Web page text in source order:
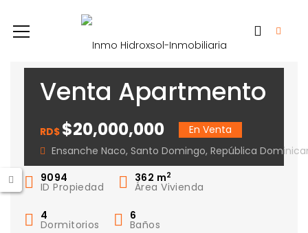
Venta Apartmento
pnethouse
Ensanche Naco
RD$ $20,000,000
En Venta
Ensanche Naco, Santo Domingo, República
9094
ID Propiedad
362 m2
Área Vivienda
4
Dormitorios
6
Baños